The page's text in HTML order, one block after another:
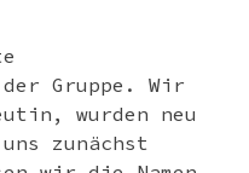
Gruppe. Wir
wurden neu
zunächst